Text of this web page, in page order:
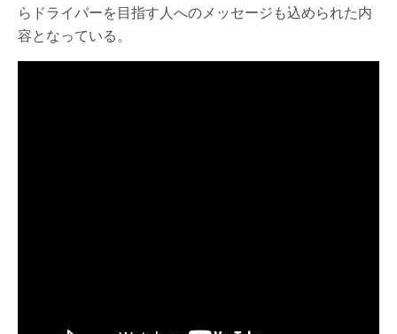
らドライバーを目指す人へのメッセージも込められた内
容となっている。